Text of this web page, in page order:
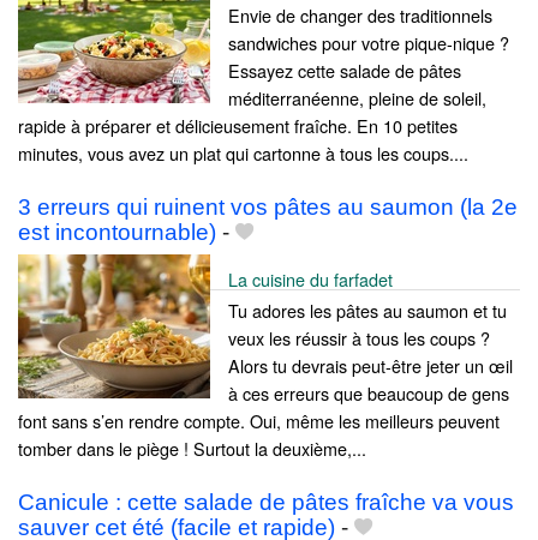
Envie de changer des traditionnels
sandwiches pour votre pique-nique ?
Essayez cette salade de pâtes
méditerranéenne, pleine de soleil,
rapide à préparer et délicieusement fraîche. En 10 petites
minutes, vous avez un plat qui cartonne à tous les coups....
3 erreurs qui ruinent vos pâtes au saumon (la 2e
est incontournable) -
La cuisine du farfadet
Tu adores les pâtes au saumon et tu
veux les réussir à tous les coups ?
Alors tu devrais peut-être jeter un œil
à ces erreurs que beaucoup de gens
font sans s’en rendre compte. Oui, même les meilleurs peuvent
tomber dans le piège ! Surtout la deuxième,...
Canicule : cette salade de pâtes fraîche va vous
sauver cet été (facile et rapide) -